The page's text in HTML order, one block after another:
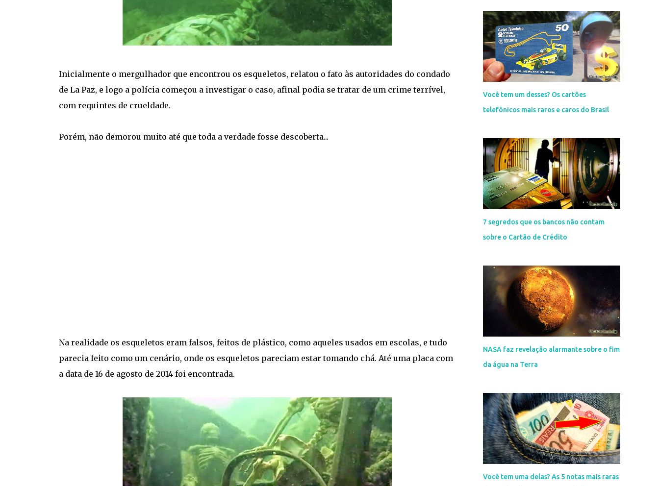
Inicialmente o mergulhador que encontrou os esqueletos, relatou o fato às autoridades do condado
de La Paz, e logo a polícia começou a investigar o caso, afinal podia se tratar de um crime terrível,
com requintes de crueldade.
Porém, não demorou muito até que toda a verdade fosse descoberta...
Na realidade os esqueletos eram falsos, feitos de plástico, como aqueles usados em escolas, e tudo
parecia feito como um cenário, onde os esqueletos pareciam estar tomando chá. Até uma placa com
a data de 16 de agosto de 2014 foi encontrada.
Você tem um desses? Os cartões
telefônicos mais raros e caros do Brasil
7 segredos que os bancos não contam
sobre o Cartão de Crédito
NASA faz revelação alarmante sobre o fim
da água na Terra
Você tem uma delas? As 5 notas mais raras